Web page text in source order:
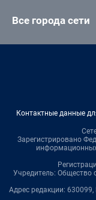
Все города сети
Контактные данные
Зарегистрировано
Учредитель: Общество
Адрес редакции: 630099,